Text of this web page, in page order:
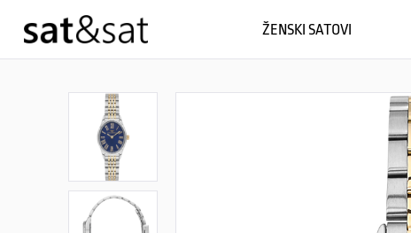
ŽENSKI SATOVI